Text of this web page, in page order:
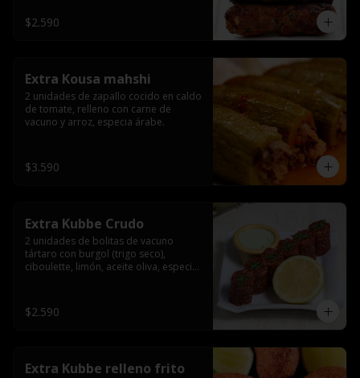
$2.590
Extra Kousa mahshi
2 unidades de zapallo cocido en caldo
de tomate, relleno con carne de
vacuno y arroz, especia árabe.
$3.590
Extra Kubbe Crudo
2 unidades de bolitas de vacuno
tártaro con burgol (trigo seco),
ciboulette, limón, aceite oliva, especia
$2.590
Extra Kubbe relleno frito